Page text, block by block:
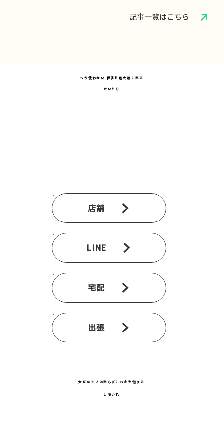
​もう使わない 価値を最大限に売る
かいとり
店舗
LINE
宅配
出張
大切なモノは売らずにお金を借りる
しちいれ
記事一覧はこちら